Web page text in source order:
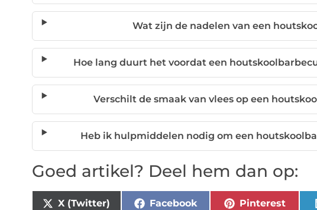
Wat zijn de nadelen van een
Hoe lang duurt het voordat een
Verschilt de smaak van vlees op een
Heb ik hulpmiddelen nodig om een
Goed artikel? Deel hem dan op:
X (Twitter) Facebook Pinterest